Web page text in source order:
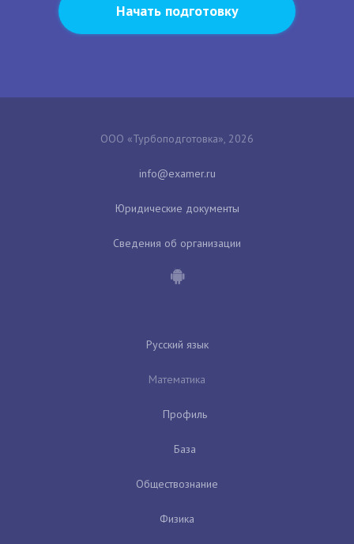
Начать подготовку
ООО «Турбоподготовка», 2026
Юридические документы
Сведения об организации
Русский язык
Математика
Профиль
База
Обществознание
Физика